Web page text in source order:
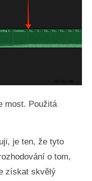
most. Použitá
je ten, že tyto
o tom,
získat skvělý